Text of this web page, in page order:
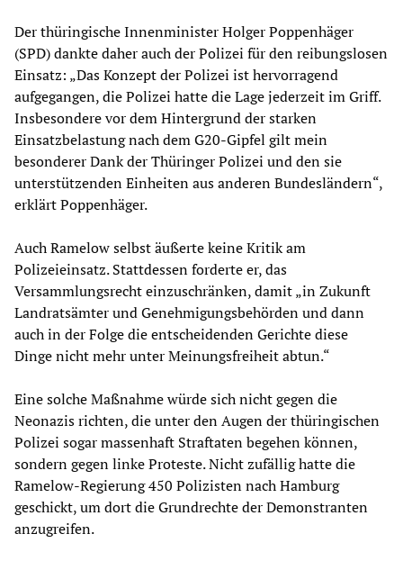
Der thüringische Innenminister Holger Poppenhäger
(SPD) dankte daher auch der Polizei für den reibungslosen
Einsatz: „Das Konzept der Polizei ist hervorragend
aufgegangen, die Polizei hatte die Lage jederzeit im Griff.
Insbesondere vor dem Hintergrund der starken
Einsatzbelastung nach dem G20-Gipfel gilt mein
besonderer Dank der Thüringer Polizei und den sie
unterstützenden Einheiten aus anderen Bundesländern“,
erklärt Poppenhäger.
Auch Ramelow selbst äußerte keine Kritik am
Polizeieinsatz. Stattdessen forderte er, das
Versammlungsrecht einzuschränken, damit „in Zukunft
Landratsämter und Genehmigungsbehörden und dann
auch in der Folge die entscheidenden Gerichte diese
Dinge nicht mehr unter Meinungsfreiheit abtun.“
Eine solche Maßnahme würde sich nicht gegen die
Neonazis richten, die unter den Augen der thüringischen
Polizei sogar massenhaft Straftaten begehen können,
sondern gegen linke Proteste. Nicht zufällig hatte die
Ramelow-Regierung 450 Polizisten nach Hamburg
geschickt, um dort die Grundrechte der Demonstranten
anzugreifen.